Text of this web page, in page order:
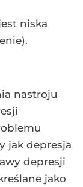
niska
nastroju
jak depresja
depresji
jako